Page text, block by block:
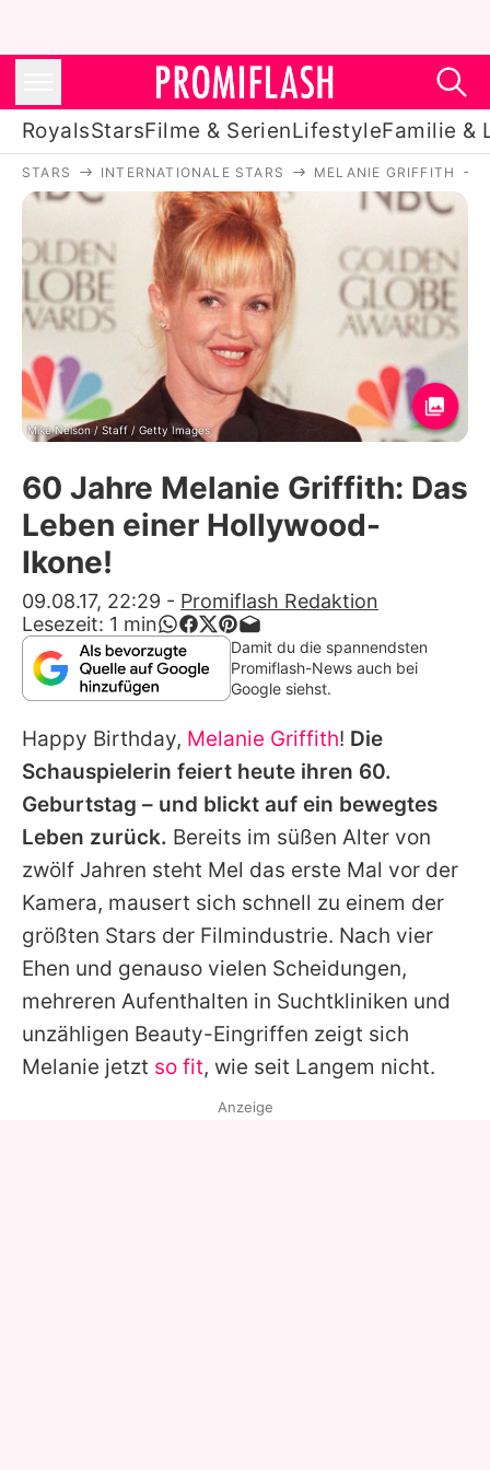
RoyalsStarsFilme & SerienLifestyleFamilie &
Royals
Stars
Filme & Serien
Lifestyle
Familie & Liebe
Promiflash Exklusiv
Alle Themen auf Promiflash
App runterladen
Team
Redaktionelle Richtlinien
Impressum
Datenschutzerklärung
Nutzungsbedingungen
Utiq verwalten
STARS INTERNATIONALE STARS MELANIE GRIFFITH
Mike Nelson / Staff / Getty Images
60 Jahre Melanie Griffith: Das
Leben einer Hollywood-
Ikone!
09.08.17, 22:29 - Promiflash Redaktion
Lesezeit: 1 min
Damit du die spannendsten
Promiflash-News auch bei
Google siehst.
Happy Birthday, Melanie Griffith! Die
Schauspielerin feiert heute ihren 60.
Geburtstag – und blickt auf ein bewegtes
Leben zurück. Bereits im süßen Alter von
zwölf Jahren steht Mel das erste Mal vor der
Kamera, mausert sich schnell zu einem der
größten Stars der Filmindustrie. Nach vier
Ehen und genauso vielen Scheidungen,
mehreren Aufenthalten in Suchtkliniken und
unzähligen Beauty-Eingriffen zeigt sich
Melanie jetzt so fit, wie seit Langem nicht.
Anzeige